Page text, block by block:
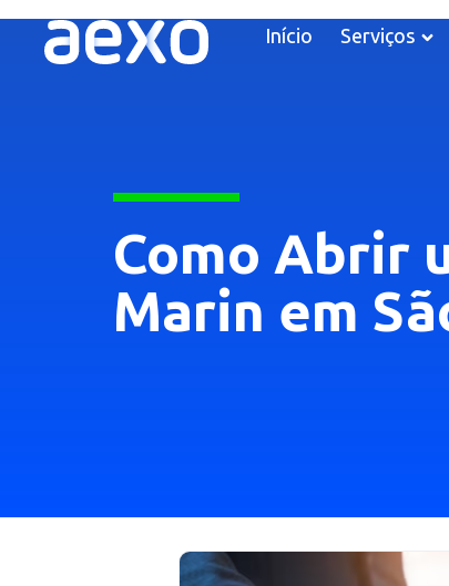
Início Serviços
Como Abrir
Marin em